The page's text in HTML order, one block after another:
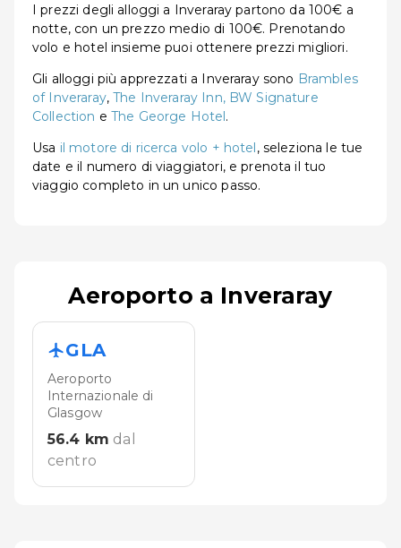
I prezzi degli alloggi a Inveraray partono da 100€ a
notte, con un prezzo medio di 100€. Prenotando
volo e hotel insieme puoi ottenere prezzi migliori.
Gli alloggi più apprezzati a Inveraray sono Brambles
of Inveraray,The Inveraray Inn, BW Signature
Collection e The George Hotel.
Usa il motore di ricerca volo + hotel, seleziona le tue
date e il numero di viaggiatori, e prenota il tuo
viaggio completo in un unico passo.
Aeroporto a Inveraray
GLA
Aeroporto
Internazionale di
Glasgow
56.4 km dal
centro